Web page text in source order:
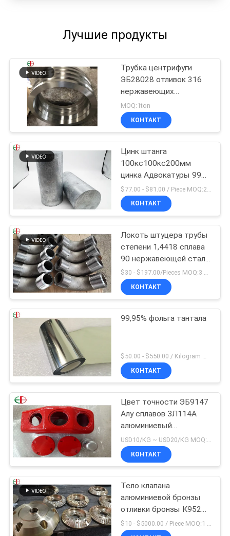
Лучшие продукты
Трубка центрифуги
ЭБ28028 отливок 316
нержавеющих
легированной стали
вковки трубок и кольца
MOQ:1ton
КОНТАКТ
Цинк штанга
100кс100кс200мм
цинка Адвокатуры 99%
цинка особой чистоты
круглый чистый
КОНТАКТ
Локоть штуцера трубы
степени 1,4418 сплава
90 нержавеющей стали
соединения фланца
$30 - $197.00/Pieces MOQ:3 Piece / Pieces
КОНТАКТ
99,95% фольга тантала
$50.00 - $550.00 / Kilogram MOQ:2 килограмма
КОНТАКТ
Цвет точности ЭБ9147
Алу сплавов ЗЛ114А
алюминиевый
материальный высокий
красный
КОНТАКТ
Тело клапана
алюминиевой бронзы
отливки бронзы К95200
К95210 изготовленное
на заказ